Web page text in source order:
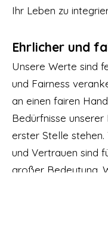
Ihr Leben zu
Ehrlicher und
Unsere Werte sind
und Fairness
an einen fairen
Bedürfnisse unserer
erster Stelle stehen.
und Vertrauen sind
großer Bedeutung.